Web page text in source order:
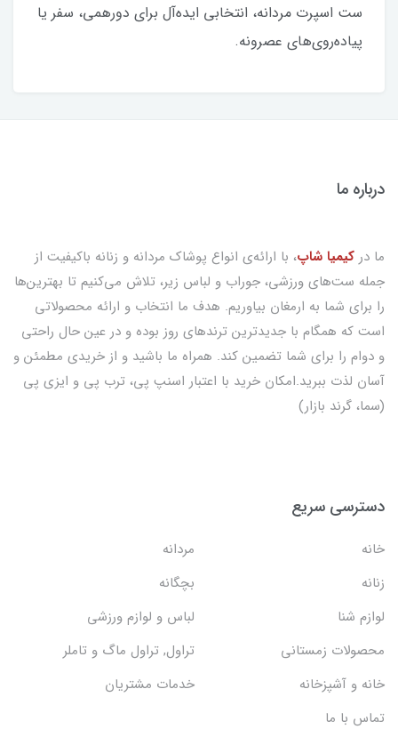
ست اسپرت مردانه، انتخابی ایده‌آل برای دورهمی، سفر یا
پیاده‌روی‌های عصرونه.
درباره ما
ما در کیمیا شاپ، با ارائه‌ی انواع پوشاک مردانه و زنانه باکیفیت از
جمله ست‌های ورزشی، جوراب و لباس زیر، تلاش می‌کنیم تا بهترین‌ها
را برای شما به ارمغان بیاوریم. هدف ما انتخاب و ارائه محصولاتی
است که همگام با جدیدترین ترندهای روز بوده و در عین حال راحتی
و دوام را برای شما تضمین کند. همراه ما باشید و از خریدی مطمئن و
آسان لذت ببرید.امکان خرید با اعتبار اسنپ پی، ترب پی و ایزی پی
(سما، گرند بازار)
دسترسی سریع
خانه
مردانه
زنانه
بچگانه
لوازم شنا
لباس و لوازم ورزشی
محصولات زمستانی
تراول, تراول ماگ و تاملر
خانه و آشپزخانه
خدمات مشتریان
تماس با ما